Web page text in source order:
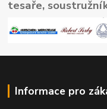
tesaře,
Informace pro